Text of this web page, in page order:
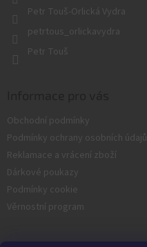
Petr Touš-Orlická Vydra
petrtous_orlickavydra
Petr Touš
Obchodní podmínky
Podmínky ochrany osobních údajů
Reklamace a vrácení zboží
Dárkové poukazy
Podmínky cookie
Věrnostní program